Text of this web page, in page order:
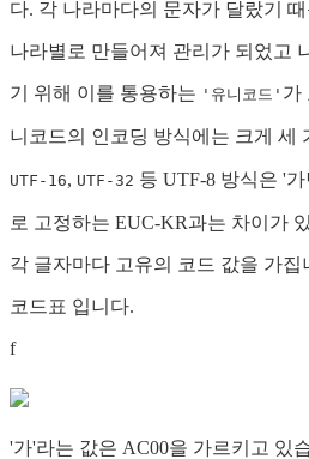
다. 각 나라마다의 문자가 달랐기
나라별로 만들어져 관리가 되었고
기 위해 이를 통용하는 '유니코드' 가
니코드의 인코딩 방식에는 크게 세
UTF-16, UTF-32 등 UTF-8 방식은 '
로 고정하는 EUC-KR과는 차이가
각 글자마다 고유의 코드 값을 가집
코드표 입니다.
f
'가'라는 값은 AC00을 가르키고 있